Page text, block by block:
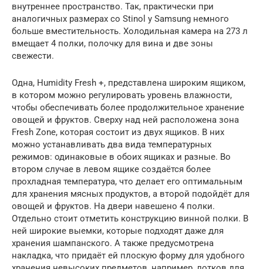
внутреннее пространство. Так, практически при
аналогичных размерах со Stinol у Samsung немного
больше вместительность. Холодильная камера на 273 л
вмещает 4 полки, полочку для вина и две зоны
свежести.
Одна, Humidity Fresh +, представлена широким ящиком,
в котором можно регулировать уровень влажности,
чтобы обеспечивать более продолжительное хранение
овощей и фруктов. Сверху над ней расположена зона
Fresh Zone, которая состоит из двух ящиков. В них
можно устанавливать два вида температурных
режимов: одинаковые в обоих ящиках и разные. Во
втором случае в левом ящике создаётся более
прохладная температура, что делает его оптимальным
для хранения мясных продуктов, а второй подойдёт для
овощей и фруктов. На двери навешено 4 полки.
Отдельно стоит отметить конструкцию винной полки. В
ней широкие выемки, которые подходят даже для
хранения шампанского. А также предусмотрена
накладка, что придаёт ей плоскую форму для удобного